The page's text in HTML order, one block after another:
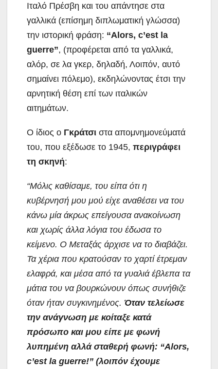
Ιταλό Πρέσβη και του απάντησε στα
γαλλικά (επίσημη διπλωματική γλώσσα)
την ιστορική φράση: “Alors, c’est la
guerre”, (προφέρεται από τα γαλλικά,
αλόρ, σε λα γκερ, δηλαδή, Λοιπόν, αυτό
σημαίνει πόλεμο), εκδηλώνοντας έτσι την
αρνητική θέση επί των ιταλικών
αιτημάτων.
Ο ίδιος ο Γκράτσι στα απομνημονεύματά
του, που εξέδωσε το 1945, περιγράφει
τη σκηνή:
“Μόλις καθίσαμε, του είπα ότι η
κυβέρνησή μου μού είχε αναθέσει να του
κάνω μία άκρως επείγουσα ανακοίνωση
και χωρίς άλλα λόγια του έδωσα το
κείμενο. Ο Μεταξάς άρχισε να το διαβάζει.
Τα χέρια που κρατούσαν το χαρτί έτρεμαν
ελαφρά, και μέσα από τα γυαλιά έβλεπα τα
μάτια του να βουρκώνουν όπως συνήθιζε
όταν ήταν συγκινημένος. Όταν τελείωσε
την ανάγνωση με κοίταξε κατά
πρόσωπο και μου είπε με φωνή
λυπημένη αλλά σταθερή φωνή: “Alors,
c’est la guerre!” (λοιπόν έχουμε